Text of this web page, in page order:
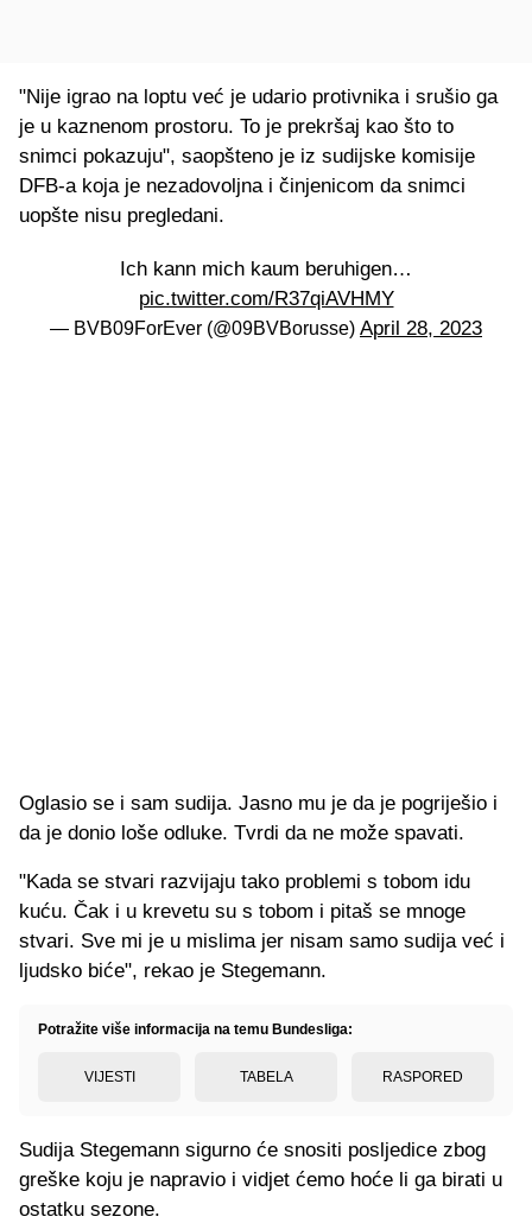
"Nije igrao na loptu već je udario protivnika i srušio ga
je u kaznenom prostoru. To je prekršaj kao što to
snimci pokazuju", saopšteno je iz sudijske komisije
DFB-a koja je nezadovoljna i činjenicom da snimci
uopšte nisu pregledani.
Ich kann mich kaum beruhigen…
pic.twitter.com/R37qiAVHMY
— BVB09ForEver (@09BVBorusse) April 28, 2023
Oglasio se i sam sudija. Jasno mu je da je pogriješio i
da je donio loše odluke. Tvrdi da ne može spavati.
"Kada se stvari razvijaju tako problemi s tobom idu
kuću. Čak i u krevetu su s tobom i pitaš se mnoge
stvari. Sve mi je u mislima jer nisam samo sudija već i
ljudsko biće", rekao je Stegemann.
Potražite više informacija na temu Bundesliga:
VIJESTI TABELA RASPORED
Sudija Stegemann sigurno će snositi posljedice zbog
greške koju je napravio i vidjet ćemo hoće li ga birati u
ostatku sezone.